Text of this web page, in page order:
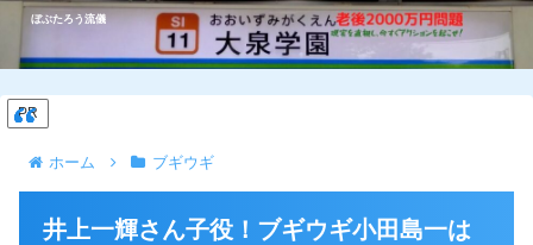
ぼぶたろう流儀
ホーム ブギウギ
PR
井上一輝さん子役！ブギウギ小田島一は